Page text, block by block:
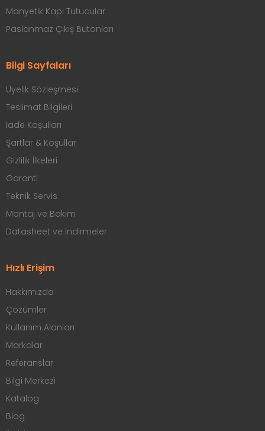
Manyetik Kapı Tutucular
Paslanmaz Çıkış Butonları
Bilgi Sayfaları
Üyelik Sözleşmesi
Teslimat Bilgileri
İade Koşulları
Şartlar & Koşullar
Gizlilik İlkeleri
Garanti
Teknik Servis
Montaj ve Bakım
Datasheet ve İndirmeler
Hızlı Erişim
Hakkımızda
Çözümler
Kullanım Alanları
Markalar
Referanslar
Bilgi Merkezi
Katalog
Blog